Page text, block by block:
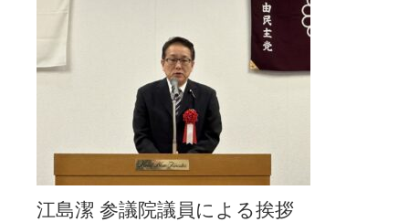
江島潔 参議院議員による挨拶